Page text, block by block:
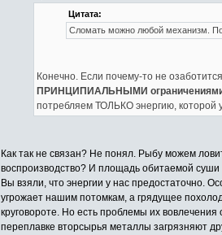
Цитата:
Сломать можно любой механизм.
Конечно. Если почему-то не
ПРИНЦИПИАЛЬНЫМИ ограничениями
потребляем ТОЛЬКО энергию, которой
Как так не связан? Не понял. Рыбу можем
воспроизводство? И площадь обитаемой
Вы взяли, что энергии у нас предостаточно.
угрожает нашим потомкам, а грядущее
круговороте. Но есть проблемы их
переплавке вторсырья металлы загрязняют